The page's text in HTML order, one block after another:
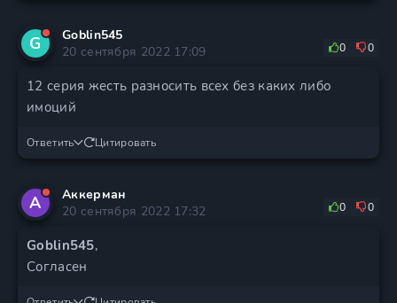
G
Goblin545
20 сентября 2022 17:09
0 0
12 серия жесть разносить всех без каких либо
имоций
Ответить Цитировать
А
Аккерман
20 сентября 2022 17:32
0 0
Goblin545,
Согласен